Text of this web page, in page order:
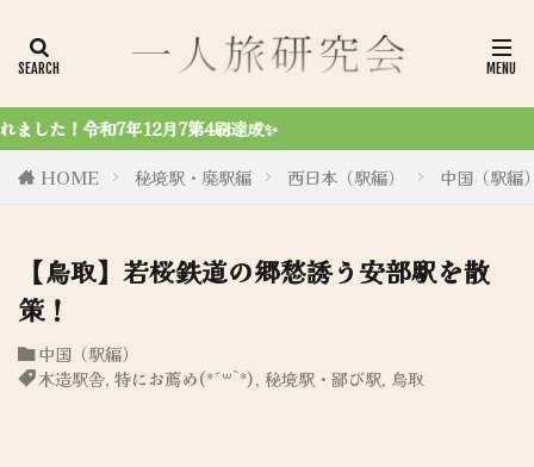
HOME
秘境駅・廃駅編 西日本（駅編） 中国（駅編
【鳥取】若桜鉄道の郷愁誘う安部駅を散
策！
中国（駅編）
木造駅舎, 特にお薦め(*´꒳`*), 秘境駅・鄙び駅, 鳥取